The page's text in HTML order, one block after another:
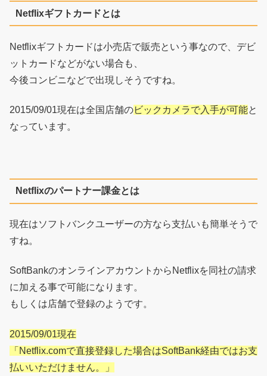
Netflixギフトカードとは
Netflixギフトカードは小売店で販売という事なので、デビ
ットカードなどがない場合も、
今後コンビニなどで出現しそうですね。
2015/09/01現在は全国店舗のビックカメラで入手が可能と
なっています。
Netflixのパートナー課金とは
現在はソフトバンクユーザーの方なら支払いも簡単そうで
すね。
SoftBankのオンラインアカウントからNetflixを同社の請求
に加える事で可能になります。
もしくは店舗で登録のようです。
2015/09/01現在
「Netflix.comで直接登録した場合はSoftBank経由ではお支
払いいただけません。」